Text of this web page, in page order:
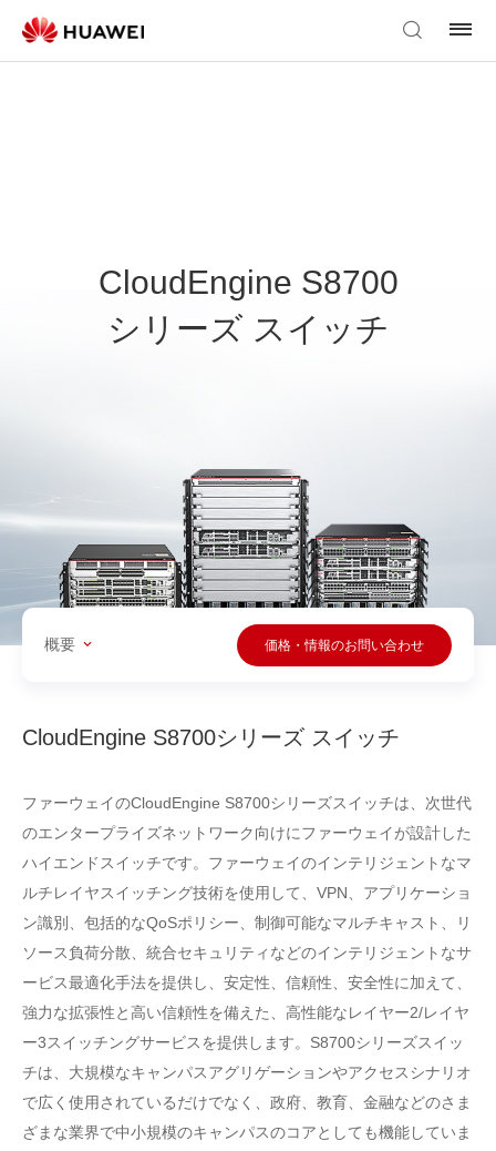
CloudEngine S8700
シリーズ スイッチ
概要 価格・情報のお問い合わせ
CloudEngine S8700シリーズ スイッチ
ファーウェイのCloudEngine S8700シリーズスイッチは、次世代
のエンタープライズネットワーク向けにファーウェイが設計した
ハイエンドスイッチです。ファーウェイのインテリジェントなマ
ルチレイヤスイッチング技術を使用して、VPN、アプリケーショ
ン識別、包括的なQoSポリシー、制御可能なマルチキャスト、リ
ソース負荷分散、統合セキュリティなどのインテリジェントなサ
ービス最適化手法を提供し、安定性、信頼性、安全性に加えて、
強力な拡張性と高い信頼性を備えた、高性能なレイヤー2/レイヤ
ー3スイッチングサービスを提供します。S8700シリーズスイッ
チは、大規模なキャンパスアグリゲーションやアクセスシナリオ
で広く使用されているだけでなく、政府、教育、金融などのさま
ざまな業界で中小規模のキャンパスのコアとしても機能していま